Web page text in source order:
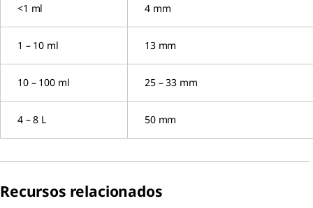
<1 ml 4 mm
1 – 10 ml 13 mm
10 – 100 ml 25 – 33 mm
4 – 8 L 50 mm
Recursos relacionados